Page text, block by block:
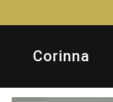
Corinna